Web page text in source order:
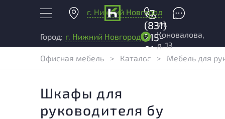
г. Нижний Новгород
+7
(831)
215-
01-
04
Город: г. Нижний Новгород
ул.
Коновалова,
д. 13
Офисная мебель
> Каталог > Мебель для
Шкафы для
руководителя бу